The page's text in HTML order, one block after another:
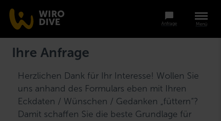
Menü
Anfrage
Ihre Anfrage
Herzlichen Dank für Ihr Interesse! Wollen Sie
uns anhand des Formulars eben mit Ihren
Eckdaten / Wünschen / Gedanken „füttern“?
Damit schaffen Sie die beste Grundlage für